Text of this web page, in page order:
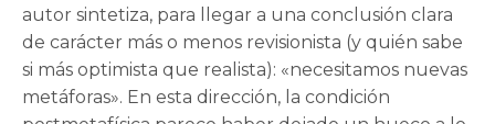
autor sintetiza, para llegar a una conclusión clara
de carácter más o menos revisionista (y quién sabe
si más optimista que realista): «necesitamos nuevas
metáforas». En esta dirección, la condición